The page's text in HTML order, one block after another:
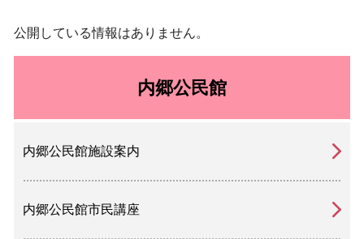
公開している情報はありません。
内郷公民館
内郷公民館施設案内
内郷公民館市民講座